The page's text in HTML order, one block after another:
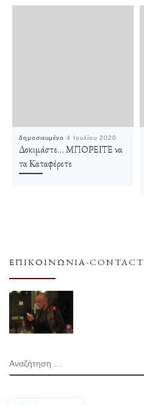
δημοσιευμένο4 Ιουλίου 2020
Δοκιμάστε… ΜΠΟΡΕΙΤΕ να
τα Καταφέρετε
ΕΠΙΚΟΙΝΩΝΊΑ-CONTACT
ΑΝΑΖΉΤΗΣΗ